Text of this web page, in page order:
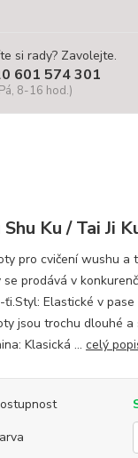
si rady? Zavolejte.
601 574 301
8-16 hod.)
Ku / Tai Ji
pro cvičení wushu a
se prodává v
ťi.Styl: Elastické v
jsou trochu dlouhé
Klasická ... celý